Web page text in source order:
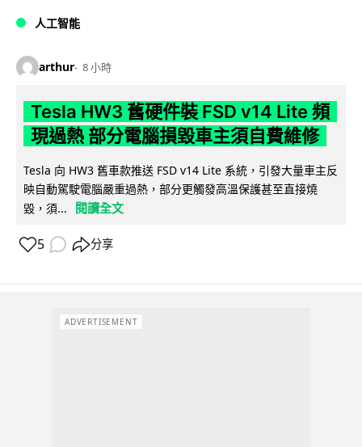
人工智能
arthur 8 小時
Tesla HW3 舊硬件裝 FSD v14 Lite 頻
現過熱 部分電腦損毀車主須自費維修
Tesla 向 HW3 舊車款推送 FSD v14 Lite 系統，引發大量車主反
映自動駕駛電腦嚴重過熱，部分更觸發高溫保護甚至直接燒
毀，須...
閱讀全文
5 分享
ADVERTISEMENT